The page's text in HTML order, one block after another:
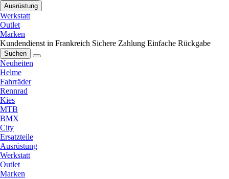
Ausrüstung
Werkstatt
Outlet
Marken
Kundendienst in Frankreich Sichere Zahlung Einfache Rückgabe
Suchen
Neuheiten
Helme
Fahrräder
Rennrad
Kies
MTB
BMX
City
Ersatzteile
Ausrüstung
Werkstatt
Outlet
Marken